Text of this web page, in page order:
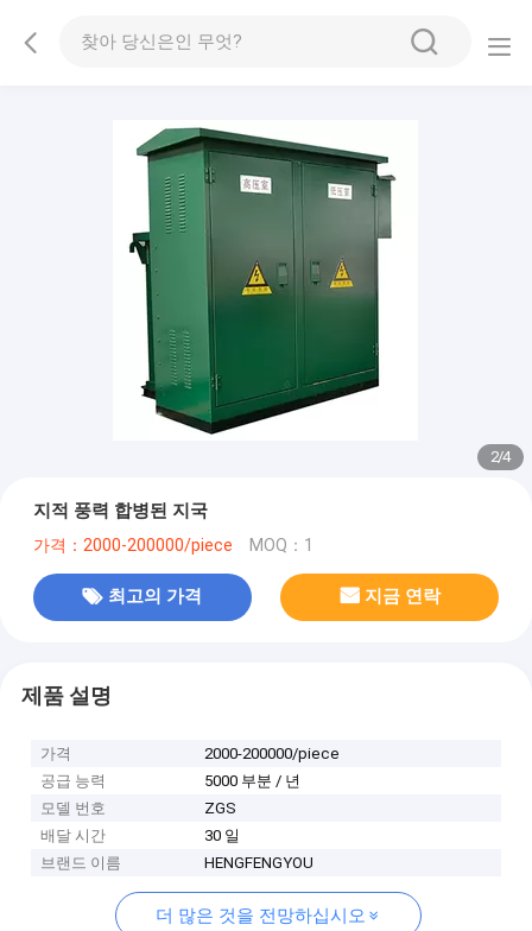
2/4
지적 풍력 합병된 지국
가격：2000-200000/piece MOQ：1
최고의 가격 지금 연락
제품 설명
가격
2000-200000/piece
공급 능력
5000 부분 / 년
모델 번호
ZGS
배달 시간
30 일
브랜드 이름
HENGFENGYOU
더 많은 것을 전망하십시오